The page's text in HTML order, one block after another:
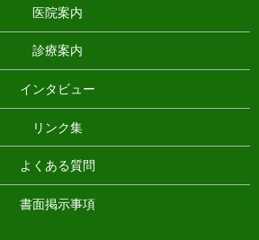
医院案内
診療案内
インタビュー
リンク集
よくある質問
書面掲示事項